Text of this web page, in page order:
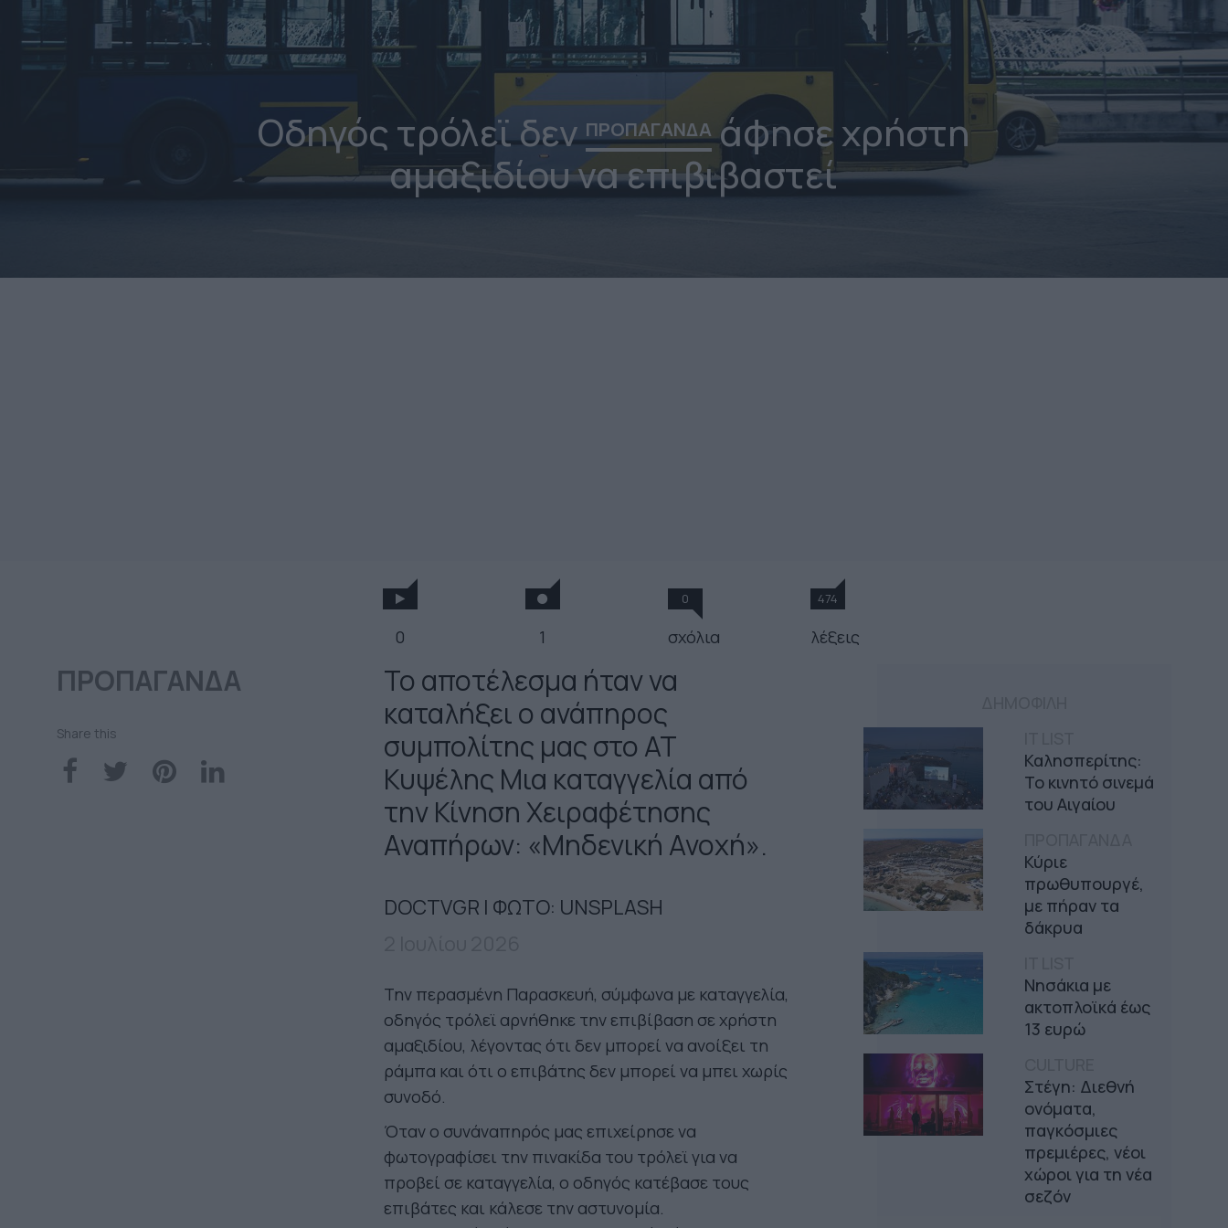
Οδηγός τρόλεϊ δενΠΡΟΠΑΓΑΝΔΑάφησε χρήστη
αμαξιδίου να επιβιβαστεί
0 1
0
σχόλια
474
λέξεις
ΠΡΟΠΑΓΑΝΔΑ
Share this
Καλησπερίτης:
Το κινητό σινεμά
του Αιγαίου
Κύριε
πρωθυπουργέ,
με πήραν τα
δάκρυα
Νησάκια με
ακτοπλοϊκά έως
13 ευρώ
Στέγη: Διεθνή
ονόματα,
παγκόσμιες
πρεμιέρες, νέοι
χώροι για τη νέα
σεζόν
Το αποτέλεσμα ήταν να
καταλήξει ο ανάπηρος
συμπολίτης μας στο ΑΤ
Κυψέλης Μια καταγγελία από
την Κίνηση Χειραφέτησης
Αναπήρων: «Μηδενική Ανοχή».
DOCTVGR | ΦΩΤΟ: UNSPLASH
Την περασμένη Παρασκευή, σύμφωνα με καταγγελία,
οδηγός τρόλεϊ αρνήθηκε την επιβίβαση σε χρήστη
αμαξιδίου, λέγοντας ότι δεν μπορεί να ανοίξει τη
ράμπα και ότι ο επιβάτης δεν μπορεί να μπει χωρίς
συνοδό.
Όταν ο συνάναπηρός μας επιχείρησε να
φωτογραφίσει την πινακίδα του τρόλεϊ για να
προβεί σε καταγγελία, ο οδηγός κατέβασε τους
επιβάτες και κάλεσε την αστυνομία.